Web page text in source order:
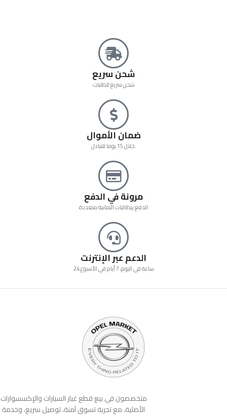
شحن سريع
شحن سريع للطلبات
ضمان الأموال
خلال 15 يوما للتبادل.
مرونة في الدفع
الدفع ببطاقات ائتمانية متعددة
الدعم عبر الإنترنت
24 ساعة في اليوم، 7 أيام في الأسبوع
متخصصون في بيع قطع غيار السيارات والإكسسوارات
الأصلية، مع تجربة تسوق آمنة، توصيل سريع، وخدمة